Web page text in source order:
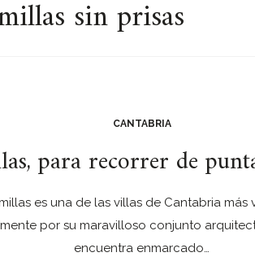
sin prisas
CANTABRIA
para recorrer de
es una de las villas de Cantabria más
por su maravilloso conjunto
encuentra enmarcado…